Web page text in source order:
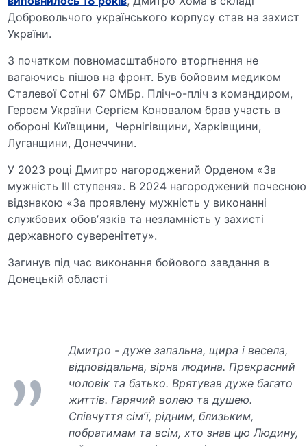
Добровольчого українського корпусу став на захист
України.
З початком повномасштабного вторгнення не
вагаючись пішов на фронт. Був бойовим медиком
Сталевої Сотні 67 ОМБр. Пліч-о-пліч з командиром,
Героєм України Сергієм Коновалом брав участь в
обороні Київщини, Чернігівщини, Харківщини,
Луганщини, Донеччини.
У 2023 році Дмитро нагороджений Орденом «За
мужність ІІІ ступеня». В 2024 нагороджений почесною
відзнакою «За проявлену мужність у виконанні
службових обовʼязків та незламність у захисті
державного суверенітету».
Загинув під час виконання бойового завдання в
Донецькій області
Дмитро - дуже запальна, щира і весела,
відповідальна, вірна людина. Прекрасний
чоловік та батько. Врятував дуже багато
життів. Гарячий волею та душею.
Співчуття сімʼї, рідним, близьким,
побратимам та всім, хто знав цю Людину,